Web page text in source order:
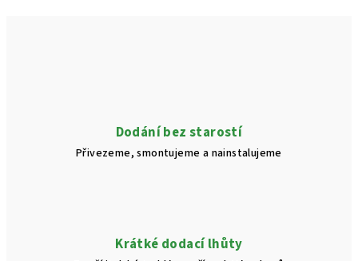
Dodání bez starostí
Přivezeme, smontujeme a nainstalujeme
Krátké dodací lhůty